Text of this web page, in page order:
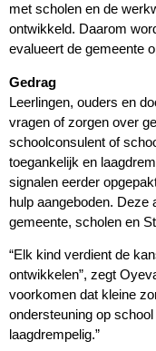
met scholen en de
ontwikkeld. Daarom
evalueert de gemeente
Gedrag
Leerlingen, ouders en
vragen of zorgen over
schoolconsulent of
toegankelijk en
signalen eerder
hulp aangeboden.
gemeente, scholen en
“Elk kind verdient de
ontwikkelen”, zegt
voorkomen dat kleine
ondersteuning op
laagdrempelig.”